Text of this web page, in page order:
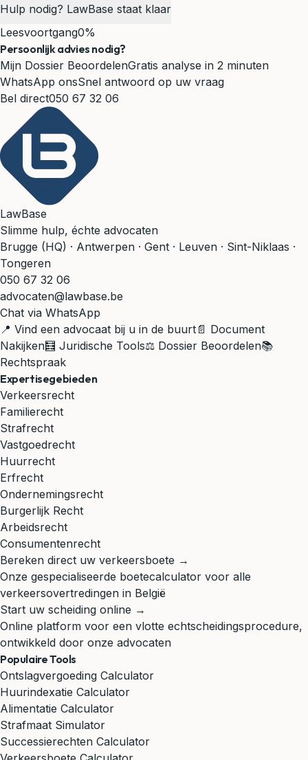
Hulp nodig? LawBase staat klaar
Leesvoortgang0%
Persoonlijk advies nodig?
Mijn Dossier BeoordelenGratis analyse in 2 minuten
WhatsApp onsSnel antwoord op uw vraag
Bel direct050 67 32 06
LawBase
Slimme hulp, échte advocaten
Brugge (HQ) · Antwerpen · Gent · Leuven · Sint-Niklaas ·
Tongeren
050 67 32 06
advocaten@lawbase.be
Chat via WhatsApp
📍 Vind een advocaat bij u in de buurt 📄 Document
Nakijken🧮 Juridische Tools⚖️ Dossier Beoordelen📚
Rechtspraak
Expertisegebieden
Verkeersrecht
Familierecht
Strafrecht
Vastgoedrecht
Huurrecht
Erfrecht
Ondernemingsrecht
Burgerlijk Recht
Arbeidsrecht
Consumentenrecht
Bereken direct uw verkeersboete →
Onze gespecialiseerde boetecalculator voor alle
verkeersovertredingen in België
Start uw scheiding online →
Online platform voor een vlotte echtscheidingsprocedure,
ontwikkeld door onze advocaten
Populaire Tools
Ontslagvergoeding Calculator
Huurindexatie Calculator
Alimentatie Calculator
Strafmaat Simulator
Successierechten Calculator